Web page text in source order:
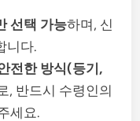
선택 가능하며, 신
니다.
전한 방식(등기,
, 반드시 수령인의
세요.